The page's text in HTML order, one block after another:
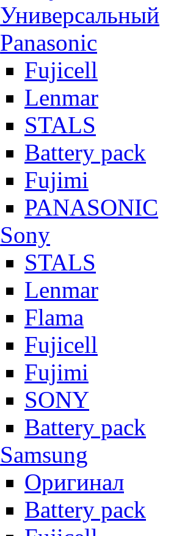
Универсальный
Panasonic
Fujicell
Lenmar
STALS
Battery pack
Fujimi
PANASONIC
Sony
STALS
Lenmar
Flama
Fujicell
Fujimi
SONY
Battery pack
Samsung
Оригинал
Battery pack